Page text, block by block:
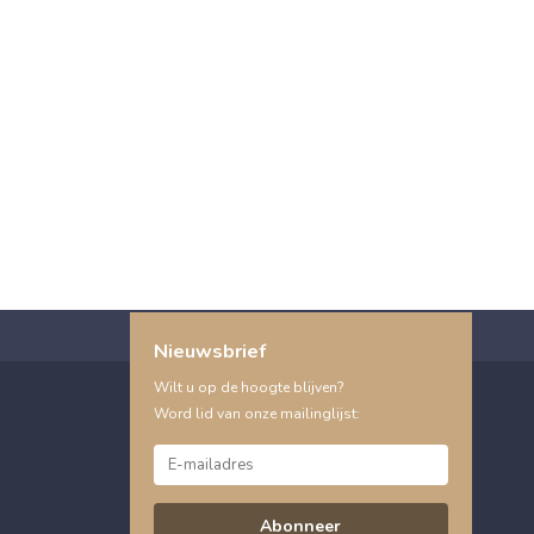
Nieuwsbrief
Wilt u op de hoogte blijven?
Word lid van onze mailinglijst:
Abonneer